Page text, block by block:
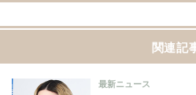
関連記
最新ニュース